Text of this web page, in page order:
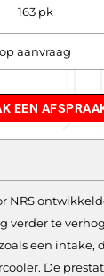
163 pk
op aanvraag
EEN
NRS
verder te
een intake,
De